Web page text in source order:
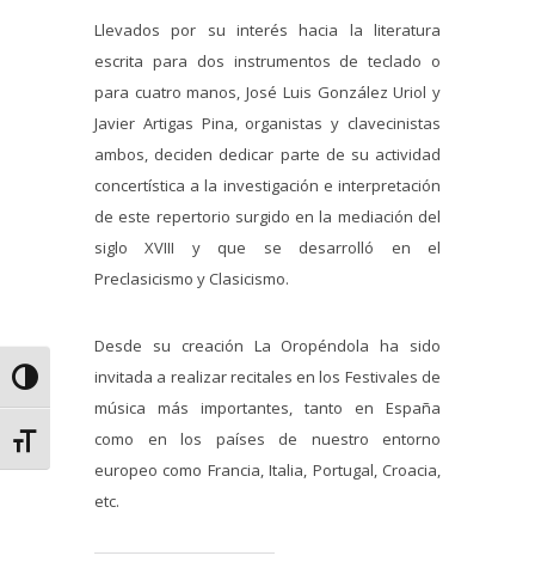
Alternar alto contraste
Alternar tamaño de letra
Llevados por su interés hacia la literatura
escrita para dos instrumentos de teclado o
para cuatro manos, José Luis González Uriol y
Javier Artigas Pina, organistas y clavecinistas
ambos, deciden dedicar parte de su actividad
concertística a la investigación e interpretación
de este repertorio surgido en la mediación del
siglo XVIII y que se desarrolló en el
Preclasicismo y Clasicismo.
Desde su creación La Oropéndola ha sido
invitada a realizar recitales en los Festivales de
música más importantes, tanto en España
como en los países de nuestro entorno
europeo como Francia, Italia, Portugal, Croacia,
etc.